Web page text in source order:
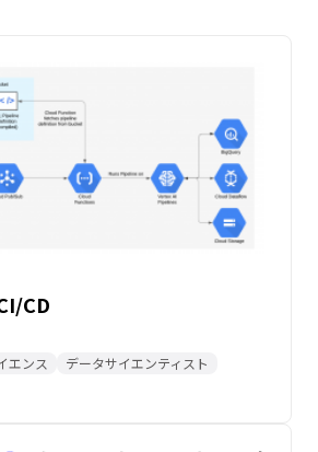
CD
エンス
データサイエンティスト